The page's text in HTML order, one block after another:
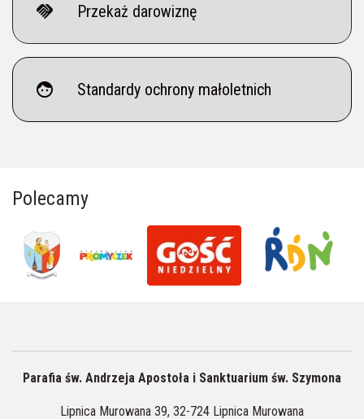
handshake Przekaż darowiznę
face Standardy ochrony małoletnich
Polecamy
Parafia św. Andrzeja Apostoła i Sanktuarium św. Szymona
Lipnica Murowana 39, 32-724 Lipnica Murowana